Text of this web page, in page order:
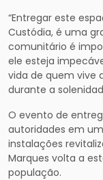
“Entregar este
Custódia, é uma
comunitário é
ele esteja
vida de quem vive
durante a
O evento de
autoridades em
instalações
Marques volta a
população.